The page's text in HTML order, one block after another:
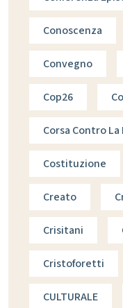
Conoscenza
Convegno
Cop26
Corsa Contro La
Costituzione
Creato
Crisitani
Cristoforetti
CULTURALE